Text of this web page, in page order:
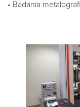
• Badania